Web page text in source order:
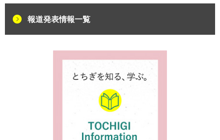
報道発表情報一覧